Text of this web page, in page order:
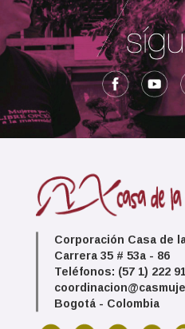
Corporación Casa de
Carrera 35 # 53a - 86
Teléfonos: (57 1) 222
Bogotá - Colombia